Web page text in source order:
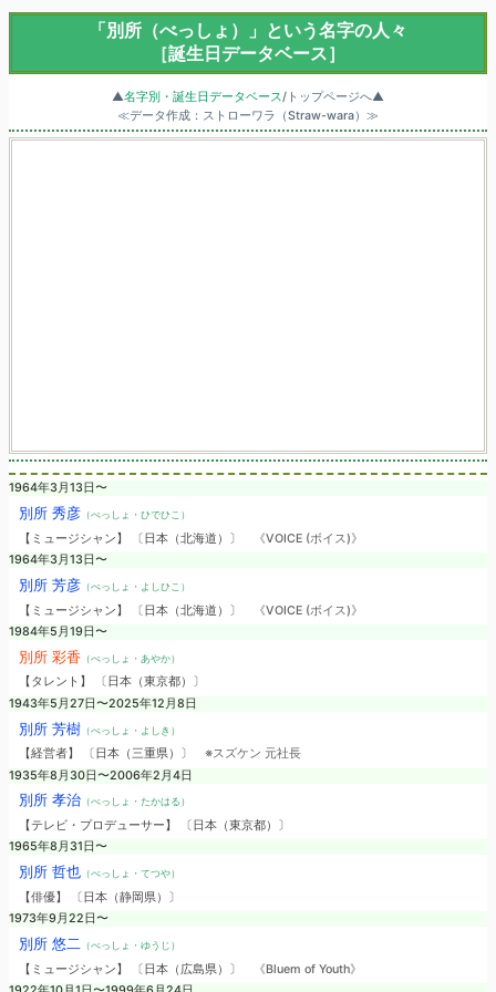
「別所（べっしょ）」という名字の人々
［誕生日データベース］
▲名字別・誕生日データベース/トップページへ▲
≪データ作成：ストローワラ（Straw-wara）≫
1964年3月13日〜
別所 秀彦（べっしょ・ひでひこ）
【ミュージシャン】 〔日本（北海道）〕
《VOICE (ボイス)》
1964年3月13日〜
別所 芳彦（べっしょ・よしひこ）
【ミュージシャン】 〔日本（北海道）〕
《VOICE (ボイス)》
1984年5月19日〜
別所 彩香 （べっしょ・あやか）
【タレント】 〔日本（東京都）〕
1943年5月27日〜2025年12月8日
別所 芳樹（べっしょ・よしき）
【経営者】 〔日本（三重県）〕 ※スズケン 元社長
1935年8月30日〜2006年2月4日
別所 孝治（べっしょ・たかはる）
【テレビ・プロデューサー】 〔日本（東京都）〕
1965年8月31日〜
別所 哲也（べっしょ・てつや）
【俳優】 〔日本（静岡県）〕
1973年9月22日〜
別所 悠二 （べっしょ・ゆうじ）
【ミュージシャン】 〔日本（広島県）〕
《Bluem of Youth》